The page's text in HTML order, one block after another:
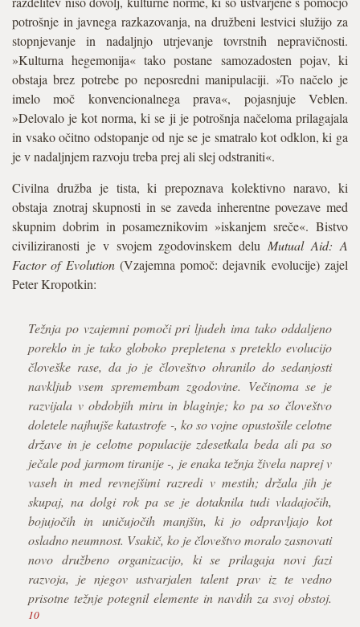
potrošnje in javnega razkazovanja, na družbeni lestvici služijo za
stopnjevanje in nadaljnjo utrjevanje tovrstnih nepravičnosti.
»Kulturna hegemonija« tako postane samozadosten pojav, ki
obstaja brez potrebe po neposredni manipulaciji. »To načelo je
imelo moč konvencionalnega prava«, pojasnjuje Veblen.
»Delovalo je kot norma, ki se ji je potrošnja načeloma prilagajala
in vsako očitno odstopanje od nje se je smatralo kot odklon, ki ga
je v nadaljnjem razvoju treba prej ali slej odstraniti«.
Civilna družba je tista, ki prepoznava kolektivno naravo, ki
obstaja znotraj skupnosti in se zaveda inherentne povezave med
skupnim dobrim in posameznikovim »iskanjem sreče«. Bistvo
civiliziranosti je v svojem zgodovinskem delu Mutual Aid: A
Factor of Evolution(Vzajemna pomoč: dejavnik evolucije) zajel
Peter Kropotkin:
Težnja po vzajemni pomoči pri ljudeh ima tako oddaljeno
poreklo in je tako globoko prepletena s preteklo evolucijo
človeške rase, da jo je človeštvo ohranilo do sedanjosti
navkljub vsem spremembam zgodovine. Večinoma se je
razvijala v obdobjih miru in blaginje; ko pa so človeštvo
doletele najhujše katastrofe -, ko so vojne opustošile celotne
države in je celotne populacije zdesetkala beda ali pa so
ječale pod jarmom tiranije -, je enaka težnja živela naprej v
vaseh in med revnejšimi razredi v mestih; držala jih je
skupaj, na dolgi rok pa se je dotaknila tudi vladajočih,
bojujočih in uničujočih manjšin, ki jo odpravljajo kot
osladno neumnost. Vsakič, ko je človeštvo moralo zasnovati
novo družbeno organizacijo, ki se prilagaja novi fazi
razvoja, je njegov ustvarjalen talent prav iz te vedno
prisotne težnje potegnil elemente in navdih za svoj obstoj.
10